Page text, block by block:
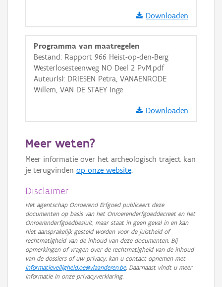
Downloaden
Programma van maatregelen
Bestand: Rapport 966 Heist-op-den-Berg
Westerlosesteenweg NO Deel 2 PvM.pdf
Auteur(s): DRIESEN Petra, VANAENRODE
Willem, VAN DE STAEY Inge
Downloaden
Meer weten?
Meer informatie over het archeologisch traject kan
je terugvinden op onze website.
Disclaimer
Het agentschap Onroerend Erfgoed publiceert deze
documenten op basis van het Onroerenderfgoeddecreet en het
Onroerenderfgoedbesluit, maar staat in geen geval in en kan
niet aansprakelijk gesteld worden voor de juistheid of
rechtmatigheid van de inhoud van deze documenten. Bij
opmerkingen of vragen over de rechtmatigheid van de inhoud
van de dossiers of uw privacy, kan u contact opnemen met
informatieveiligheid.oe@vlaanderen.be. Daarnaast vindt u meer
informatie in onze privacyverklaring.